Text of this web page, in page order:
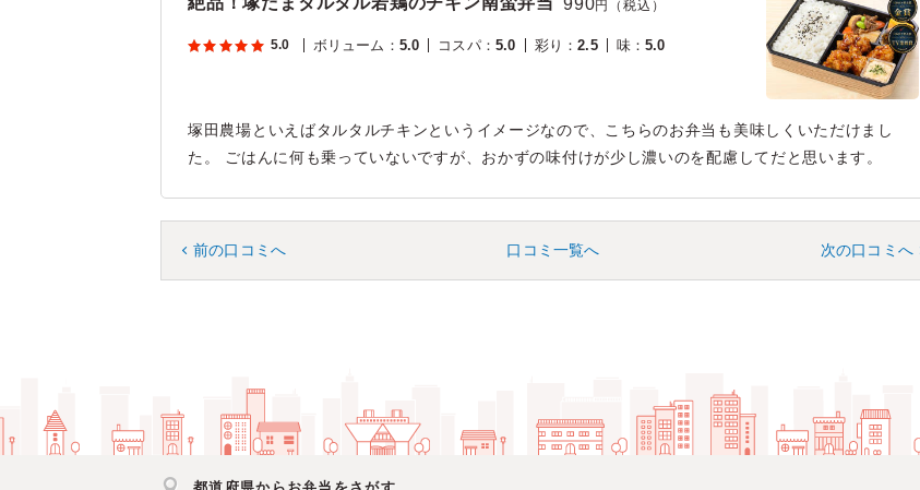
990円（税込）
5.0 ボリューム ： 5.0 コスパ： 5.0 彩り ：2.5 味：5.0
塚田農場といえばタルタルチキンというイメージなので、こちらのお弁当も美味しくいただけまし
た。 ごはんに何も乗っていないですが、おかずの味付けが少し濃いのを配慮してだと思います。
前の口コミへ 口コミ一覧へ 次の口コミへ